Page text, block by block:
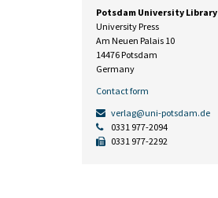
Potsdam University Library
University Press
Am Neuen Palais 10
14476 Potsdam
Germany
Contact form
verlag@uni-potsdam.de
0331 977-2094
0331 977-2292